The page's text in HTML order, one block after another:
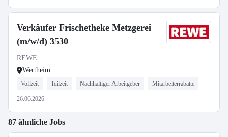
Verkäufer Frischetheke Metzgerei
(m/w/d) 3530
REWE
Wertheim
Vollzeit Teilzeit Nachhaltiger Arbeitgeber Mitarbeiterrabatte
26.06.2026
87 ähnliche Jobs